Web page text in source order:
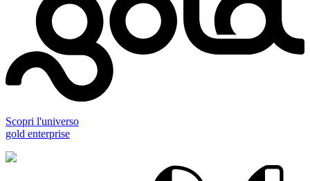
Scopri l'universo
gold enterprise